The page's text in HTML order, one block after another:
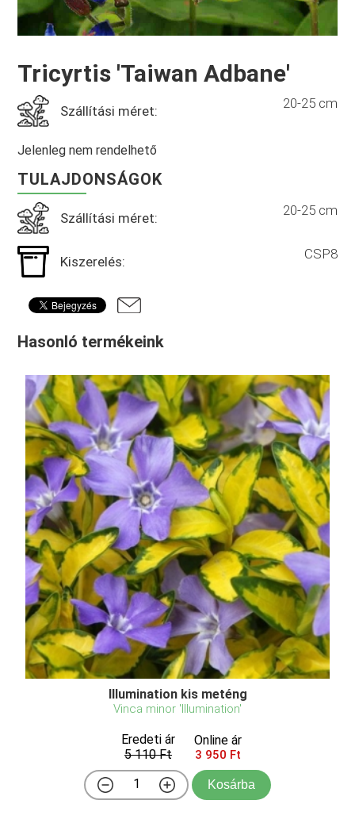
Tricyrtis 'Taiwan Adbane'
Szállítási méret: 20-25 cm
Jelenleg nem rendelhető
TULAJDONSÁGOK
Szállítási méret: 20-25 cm
Kiszerelés: CSP8
Hasonló termékeink
Illumination kis meténg
Vinca minor 'Illumination'
Eredeti ár
5 110 Ft
Online ár
3 950 Ft
Kosárba